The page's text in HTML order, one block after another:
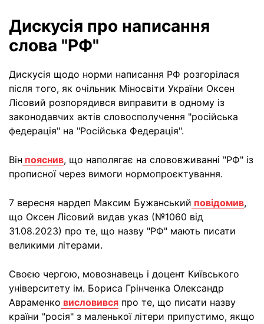
Дискусія про написання
слова "РФ"
Дискусія щодо норми написання РФ розгорілася
після того, як очільник Міносвіти України Оксен
Лісовий розпорядився виправити в одному із
законодавчих актів словосполучення "російська
федерація" на "Російська Федерація".
Він пояснив, що наполягає на слововживанні "РФ" із
прописної через вимоги нормопроєктування.
7 вересня нардеп Максим Бужанський повідомив,
що Оксен Лісовий видав указ (№1060 від
31.08.2023) про те, що назву "РФ" мають писати
великими літерами.
Своєю чергою, мовознавець і доцент Київського
університету ім. Бориса Грінченка Олександр
Авраменко висловився про те, що писати назву
країни "росія" з маленької літери припустимо, якщо